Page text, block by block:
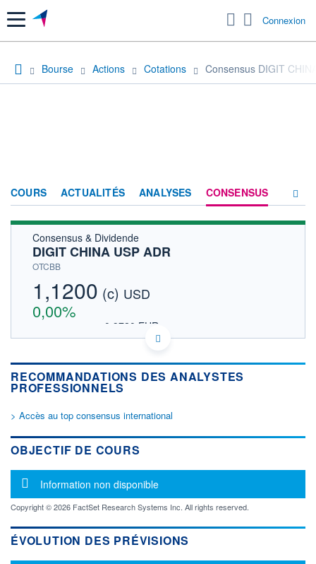
Menu Connexion
Bourse Actions Cotations Consensus DIGIT
COURS ACTUALITÉS ANALYSES CONSENSUS
Consensus & Dividende
DIGIT CHINA USP ADR
OTCBB
1,1200 (c) USD
0,00%
0,9720 EUR
DONNÉES TEMPS DIFFÉRÉ
Politique d'exécution
Cotation sur les autres places
OUVERTURE CLÔTURE VEILLE
0,0000
0
VALORISATION
LIMITE À LA
BAISSE
0,0000
LIMITE À LA
HAUSSE
0,0000
RECOMMANDATIONS DES ANALYSTES
PROFESSIONNELS
> Accès au top consensus international
OBJECTIF DE COURS
Message d'information
Information non disponible
Copyright © 2026 FactSet Research Systems Inc. All rights reserved.
ÉVOLUTION DES PRÉVISIONS